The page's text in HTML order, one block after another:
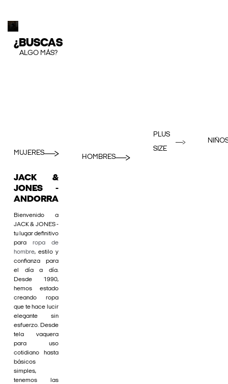
¿BUSCAS
ALGO MÁS?
MUJERES
HOMBRES
PLUS
SIZE
JACK &
JONES -
ANDORRA
Bienvenido a
JACK & JONES -
tu lugar definitivo
para ropa de
hombre, estilo y
confianza para
el día a día.
Desde 1990,
hemos estado
creando ropa
que te hace lucir
elegante sin
esfuerzo. Desde
tela vaquera
para uso
cotidiano hasta
básicos
simples,
tenemos las